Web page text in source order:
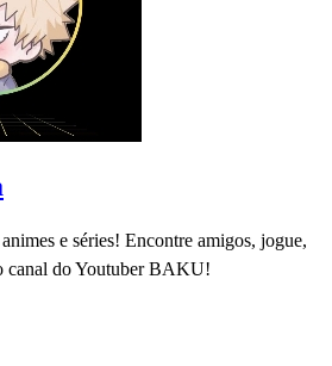
e séries! Encontre amigos, jogue,
canal do Youtuber BAKU!